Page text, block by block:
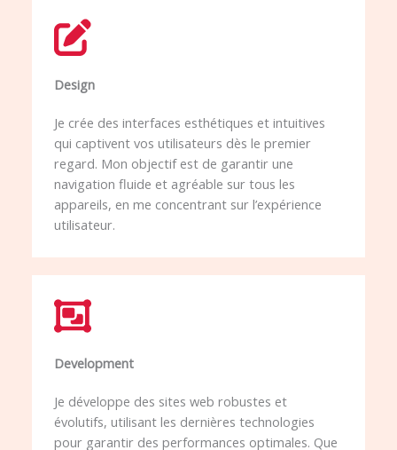
Design​
Je crée des interfaces esthétiques et intuitives
qui captivent vos utilisateurs dès le premier
regard. Mon objectif est de garantir une
navigation fluide et agréable sur tous les
appareils, en me concentrant sur l’expérience
utilisateur.
Development​
Je développe des sites web robustes et
évolutifs, utilisant les dernières technologies
pour garantir des performances optimales. Que